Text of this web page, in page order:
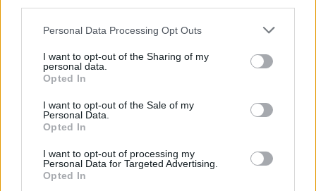
Personal Data Processing Opt Outs
I want to opt-out of the Sharing of my
personal data.
Opted In
I want to opt-out of the Sale of my
Personal Data.
Opted In
I want to opt-out of processing my
Personal Data for Targeted Advertising.
Opted In
Évora vai receber o Summit GO4TRAVEL 2026 entre os dias 13 e
15 de...